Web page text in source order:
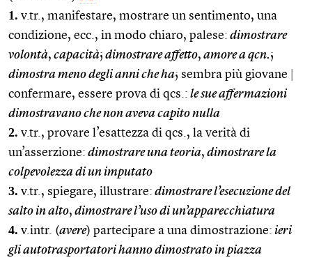
1. v.tr., manifestare, mostrare un sentimento, una
condizione, ecc., in modo chiaro, palese: dimostrare
volontà, capacità; dimostrare affetto, amore a qcn.;
dimostra meno degli anni che ha; sembra più giovane
confermare, essere prova di qcs.: le sue affermazioni
dimostravano che non aveva capito nulla
2. v.tr., provare l’esattezza di qcs., la verità di
un’asserzione: dimostrare una teoria, dimostrare la
colpevolezza di un imputato
3. v.tr., spiegare, illustrare: dimostrare l’esecuzione del
salto in alto, dimostrare l’uso di un’apparecchiatura
4. v.intr. (avere) partecipare a una dimostrazione: ieri
gli autotrasportatori hanno dimostrato in piazza